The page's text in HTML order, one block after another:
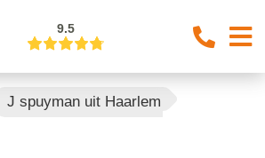
9.5
J spuyman uit Haarlem